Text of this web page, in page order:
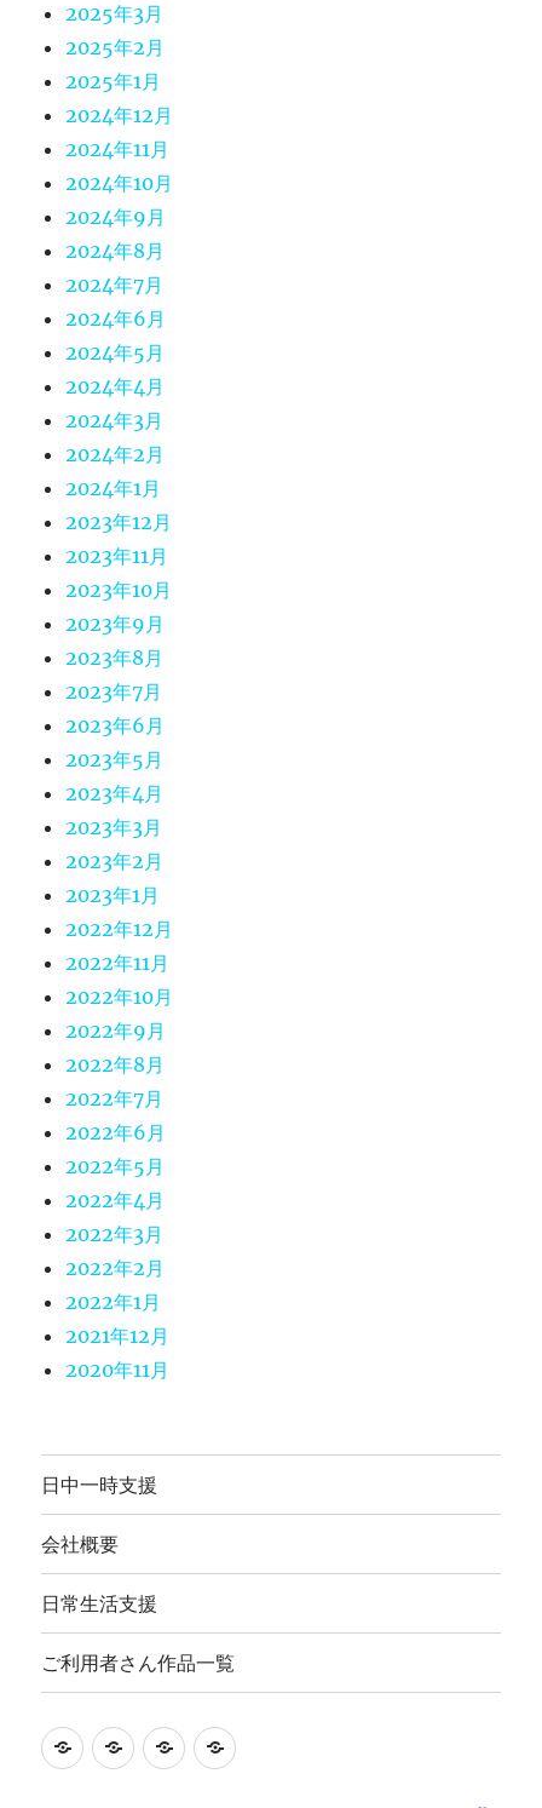
2025年3月
2025年2月
2025年1月
2024年12月
2024年11月
2024年10月
2024年9月
2024年8月
2024年7月
2024年6月
2024年5月
2024年4月
2024年3月
2024年2月
2024年1月
2023年12月
2023年11月
2023年10月
2023年9月
2023年8月
2023年7月
2023年6月
2023年5月
2023年4月
2023年3月
2023年2月
2023年1月
2022年12月
2022年11月
2022年10月
2022年9月
2022年8月
2022年7月
2022年6月
2022年5月
2022年4月
2022年3月
2022年2月
2022年1月
2021年12月
2020年11月
日中一時支援
会社概要
日常生活支援
ご利用者さん作品一覧
就
日
会
ご